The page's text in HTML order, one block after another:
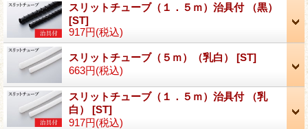
スリットチューブ（１．５ｍ）治具付 （黒）
[ST]
917円(税込)
スリットチューブ（５ｍ）（乳白） [ST]
663円(税込)
スリットチューブ（１．５ｍ）治具付 （乳
白） [ST]
917円(税込)